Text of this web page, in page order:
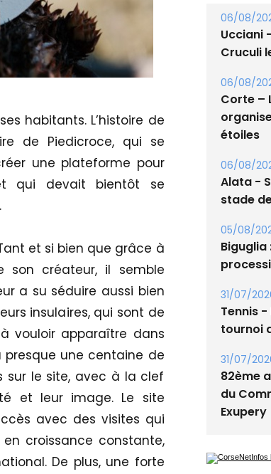
habitants. L’histoire de
de Piedicroce, qui se
une plateforme pour
qui devait bientôt se
et si bien que grâce à
créateur, il semble
a su séduire aussi bien
insulaires, qui sont de
vouloir apparaître dans
une centaine de
sur le site, avec à la clef
et leur image. Le site
avec des visites qui
croissance constante,
De plus, une forte
06/08/
Ucciani
Cruculi
06/08/
Corte –
étoiles
06/08/
Alata -
stade
05/08/
Biguglia
31/07/
Tennis
tournoi
31/07/
82ème
du
Exupery